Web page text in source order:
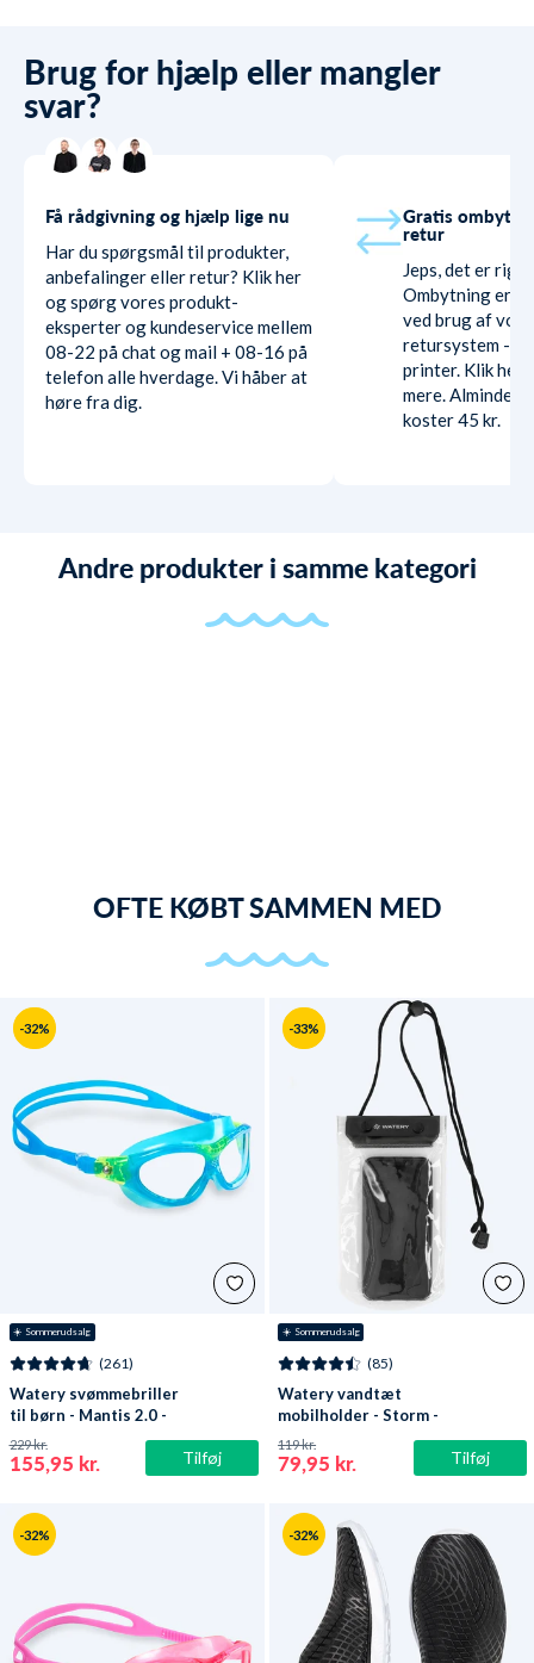
Brug for hjælp eller mangler
svar?
Få rådgivning og hjælp lige nu
Har du spørgsmål til produkter,
anbefalinger eller retur? Klik her
og spørg vores produkt-
eksperter og kundeservice mellem
08-22 på chat og mail + 08-16 på
telefon alle hverdage. Vi håber at
høre fra dig.
Gratis
retur
Jeps, det er
Ombytning er
ved brug af
retursystem -
printer. Klik her
mere.
koster 45 kr.
Andre produkter i samme kategori
OFTE KØBT SAMMEN MED
-32%
☀️ Sommerudsalg
Tilføj
(261)
Watery svømmebriller
til børn - Mantis 2.0 -
Atlantic Blå/klar
155,95 kr.
229 kr.
-33%
☀️ Sommerudsalg
Tilføj
(85)
Watery vandtæt
mobilholder - Storm -
Sort
79,95 kr.
119 kr.
-32% -32%